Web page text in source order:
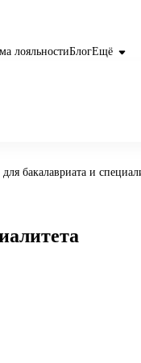
лояльностиБлогЕщё
бакалавриата и